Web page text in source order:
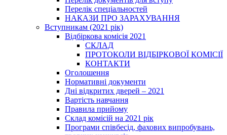
Перелік спеціальностей
НАКАЗИ ПРО ЗАРАХУВАННЯ
Вступникам (2021 рік)
Відбіркова комісія 2021
СКЛАД
ПРОТОКОЛИ ВІДБІРКОВОЇ КОМІСІЇ
КОНТАКТИ
Оголошення
Нормативні документи
Дні відкритих дверей – 2021
Вартість навчання
Правила прийому
Склад комісій на 2021 рік
Програми співбесід, фахових випробувань,